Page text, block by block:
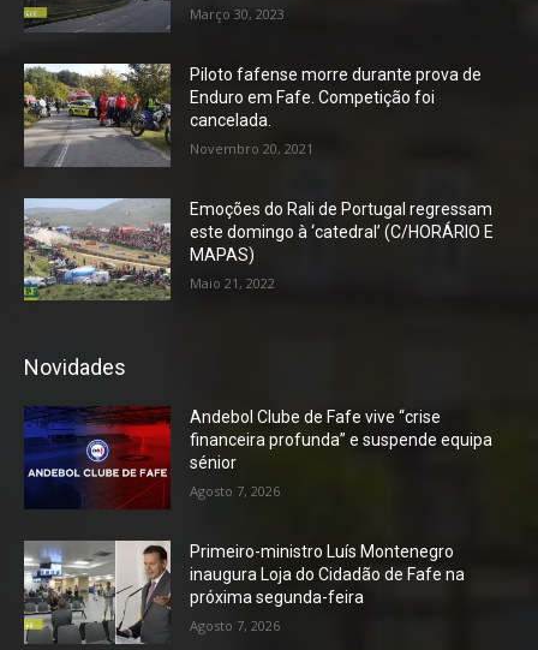
Março 30, 2023
Piloto fafense morre durante prova de
Enduro em Fafe. Competição foi
cancelada.
Novembro 20, 2021
Emoções do Rali de Portugal regressam
este domingo à ‘catedral’ (C/HORÁRIO E
MAPAS)
Maio 21, 2022
Novidades
Andebol Clube de Fafe vive “crise
financeira profunda” e suspende equipa
sénior
Agosto 7, 2026
Primeiro-ministro Luís Montenegro
inaugura Loja do Cidadão de Fafe na
próxima segunda-feira
Agosto 7, 2026